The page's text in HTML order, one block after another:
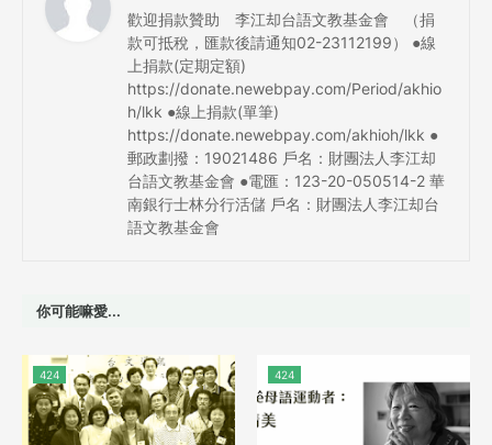
歡迎捐款贊助 李江却台語文教基金會 （捐
款可抵稅，匯款後請通知02-23112199） ●線
上捐款(定期定額)
https://donate.newebpay.com/Period/akhio
h/lkk ●線上捐款(單筆)
https://donate.newebpay.com/akhioh/lkk ●
郵政劃撥：19021486 戶名：財團法人李江却
台語文教基金會 ●電匯：123-20-050514-2 華
南銀行士林分行活儲 戶名：財團法人李江却台
語文教基金會
你可能嘛愛...
424 424